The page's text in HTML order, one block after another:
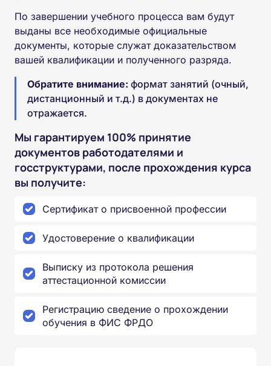
По завершении учебного процесса вам будут
выданы все необходимые официальные
документы, которые служат доказательством
вашей квалификации и полученного разряда.
Обратите внимание: формат занятий (очный,
дистанционный и т.д.) в документах не
отражается.
Мы гарантируем 100% принятие
документов работодателями и
госструктурами, после прохождения курса
вы получите:
Сертификат о присвоенной профессии
Удостоверение о квалификации
Выписку из протокола решения
аттестационной комиссии
Регистрацию сведение о прохождении
обучения в ФИС ФРДО